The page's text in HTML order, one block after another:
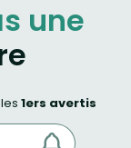
une
1ers avertis